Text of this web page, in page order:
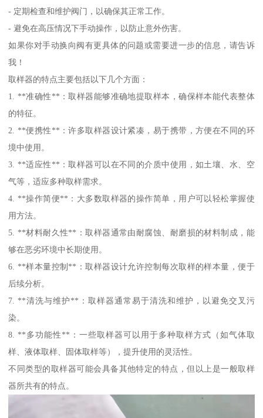
- 定期检查和维护阀门，以确保其正常工作。
- 避免在高压情况下手动操作，以防止意外伤害。
如果你对手动换向阀有更具体的问题或需要进一步的信息，请告诉
我！
取样器的特点主要包括以下几个方面：
1. **准确性**：取样器能够准确地提取样本，确保样本能代表整体
的特征。
2. **便携性**：许多取样器设计紧凑，易于携带，方便在不同的环
境中使用。
3. **适应性**：取样器可以在不同的介质中使用，如土壤、水、空
气等，适应多种取样需求。
4. **操作简便**：大多数取样器的操作简单，用户可以轻松掌握使
用方法。
5. **材料耐久性**：取样器通常由耐腐蚀、耐磨损的材料制成，能
够在恶劣环境中长期使用。
6. **样本量控制**：取样器设计允许控制每次取样的样本量，便于
后续分析。
7. **清洗与维护**：取样器通常易于清洗和维护，以避免交叉污
染。
8. **多功能性**：一些取样器可以用于多种取样方式（如气体取
样、液体取样、固体取样等），提升使用的灵活性。
不同类型的取样器可能会具备其他特定的特点，但以上是一般取样
器所共有的特点。